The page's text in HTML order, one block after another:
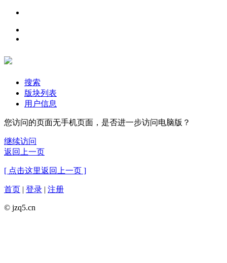
搜索
版块列表
用户信息
您访问的页面无手机页面，是否进一步访问电脑版？
继续访问
返回上一页
[ 点击这里返回上一页 ]
首页 | 登录 | 注册
© jzq5.cn